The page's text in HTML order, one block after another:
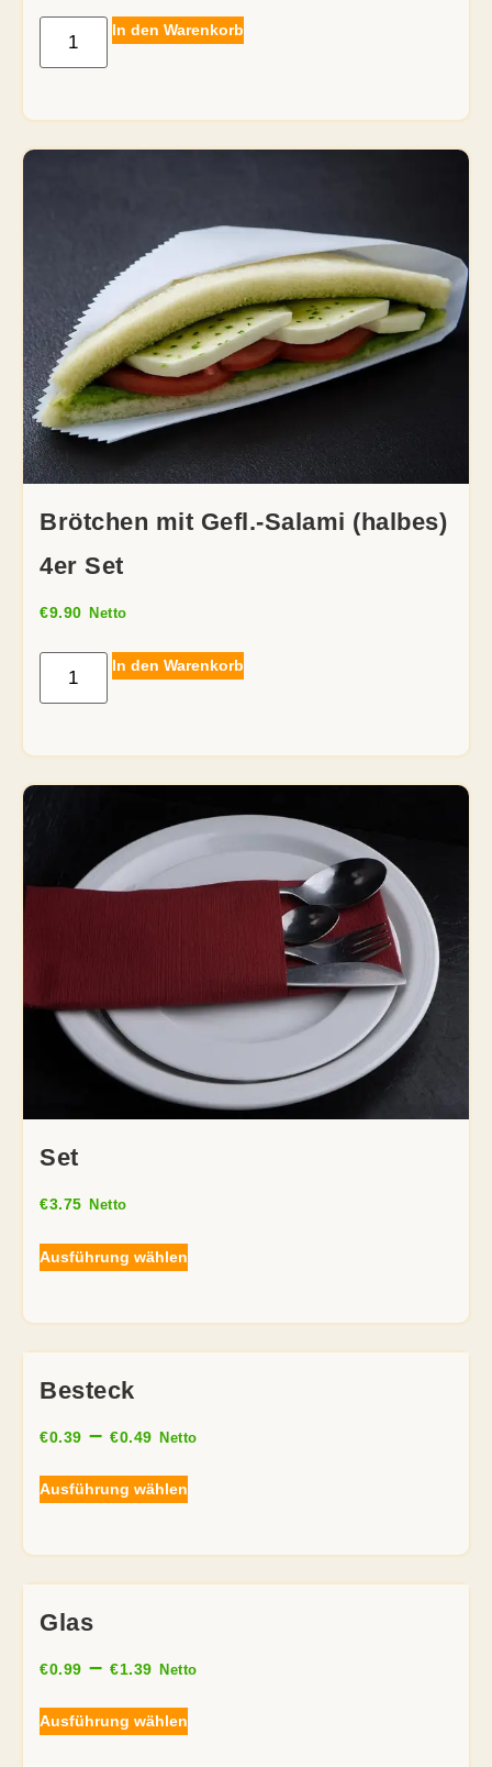
In den Warenkorb
Brötchen mit Gefl.-Salami (halbes)
4er Set
€9.90 Netto
In den Warenkorb
Set
€3.75 Netto
Ausführung wählen
Besteck
€0.39 – €0.49 Netto
Ausführung wählen
Glas
€0.99 – €1.39 Netto
Ausführung wählen